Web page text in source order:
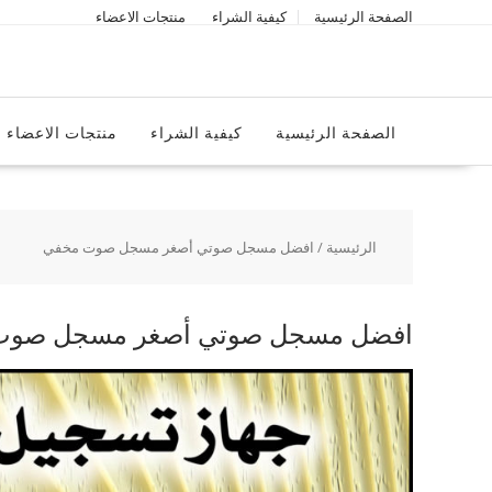
الصفحة الرئيسية كيفية الشراء منتجات الاعضاء
الصفحة الرئيسية كيفية الشراء منتجات الاعضاء
الرئيسية / افضل مسجل صوتي أصغر مسجل صوت مخفي
افضل مسجل صوتي أصغر مسجل